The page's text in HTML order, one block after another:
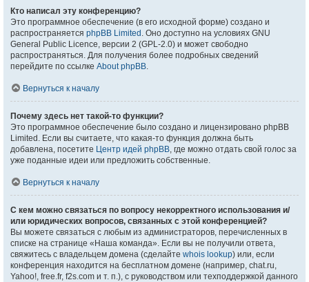
Кто написал эту конференцию?
Это программное обеспечение (в его исходной форме) создано и
распространяется phpBB Limited . Оно доступно на условиях GNU
General Public Licence, версии 2 (GPL-2.0) и может свободно
распространяться. Для получения более подробных сведений
перейдите по ссылке About phpBB.
Вернуться к началу
Почему здесь нет такой-то функции?
Это программное обеспечение было создано и лицензировано phpBB
Limited. Если вы считаете, что какая-то функция должна быть
добавлена, посетите Центр идей phpBB, где можно отдать свой голос за
уже поданные идеи или предложить собственные.
Вернуться к началу
С кем можно связаться по вопросу некорректного использования и/
или юридических вопросов, связанных с этой конференцией?
Вы можете связаться с любым из администраторов, перечисленных в
списке на странице «Наша команда». Если вы не получили ответа,
свяжитесь с владельцем домена (сделайте whois lookup) или, если
конференция находится на бесплатном домене (например, chat.ru,
Yahoo!, free.fr, f2s.com и т. п.), с руководством или техподдержкой данного